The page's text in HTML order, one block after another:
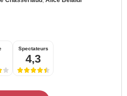
Spectateurs
4,3